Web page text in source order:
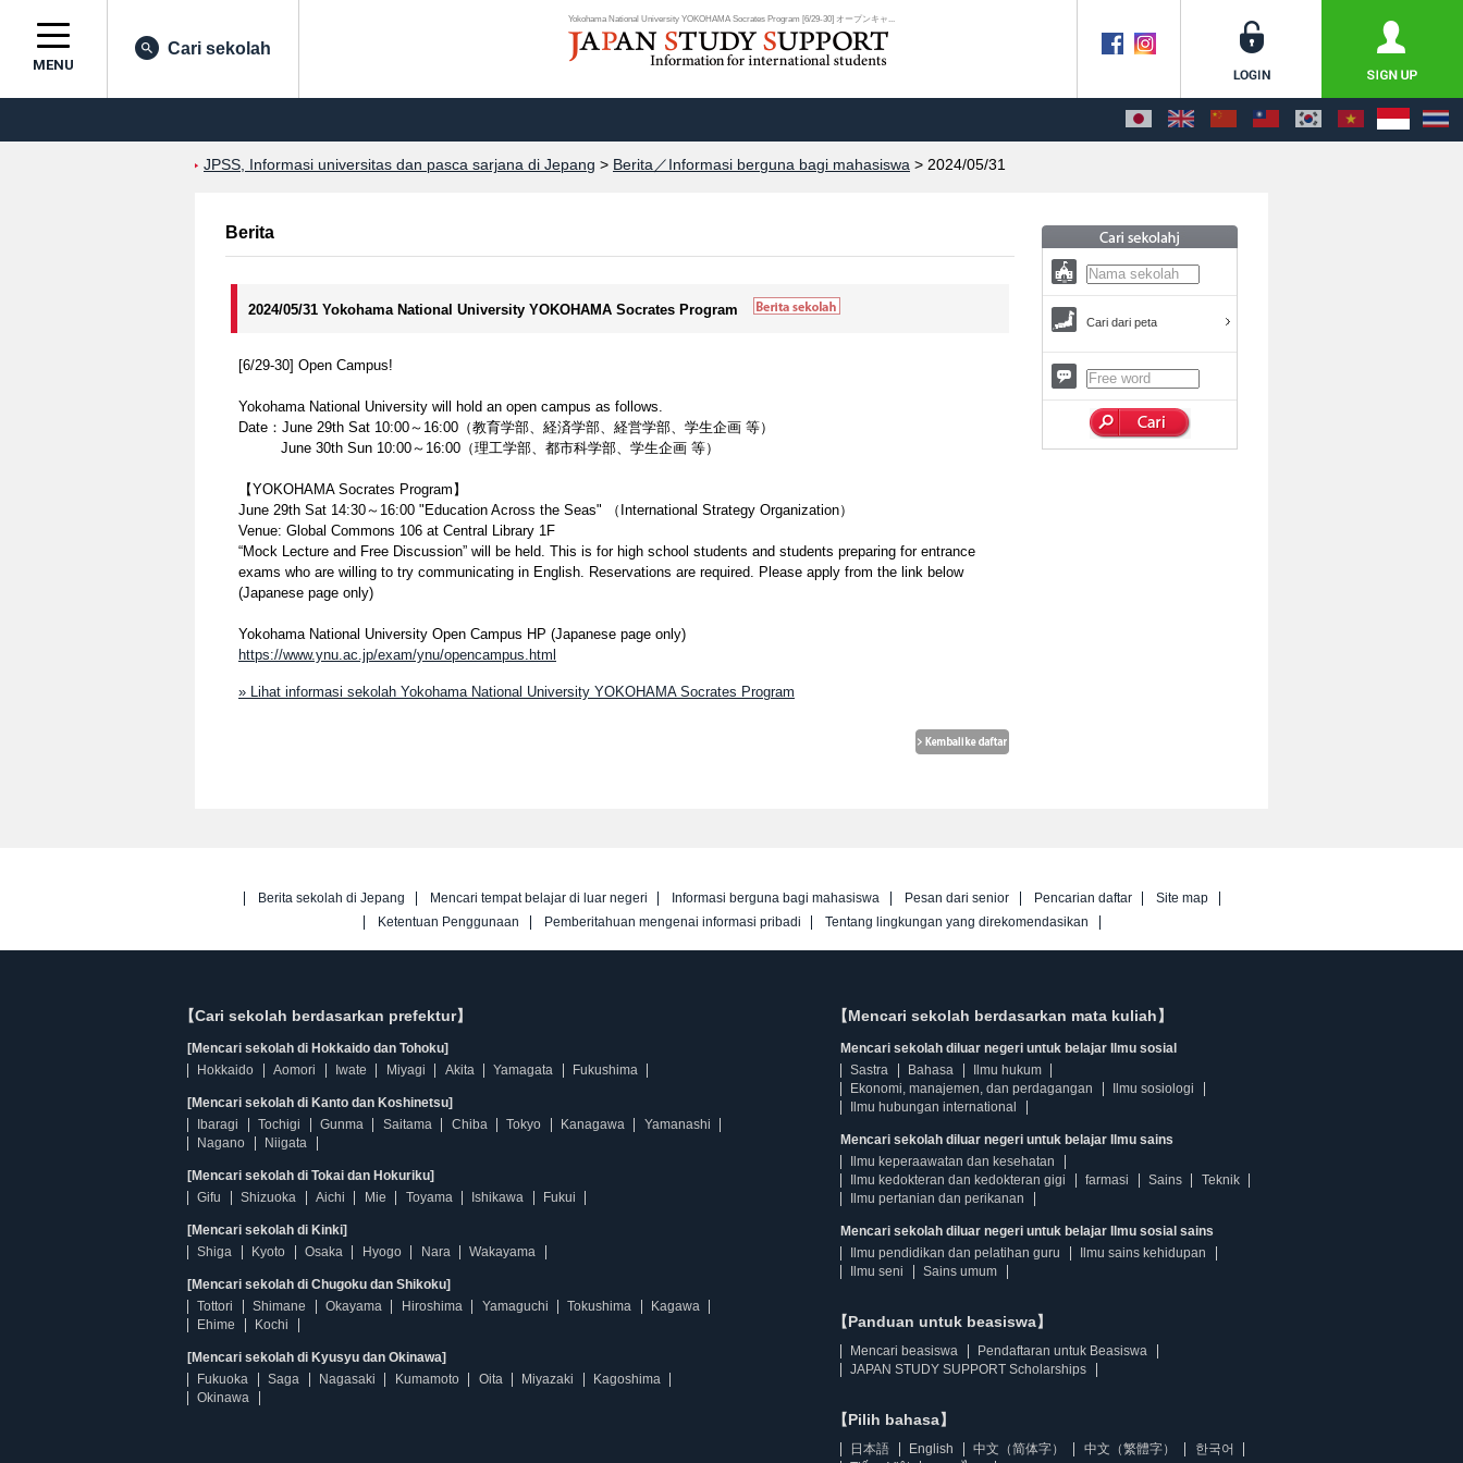
Yokohama National University YOKOHAMA Socrates Program [6/29-30] オープンキャ...
MENU
Cari sekolah
JPSS, Informasi universitas dan pasca sarjana di Jepang > Berita／Informasi berguna bagi mahasiswa > 2024/05/31
Berita
2024/05/31 Yokohama National University YOKOHAMA Socrates Program
[6/29-30] Open Campus!
Yokohama National University will hold an open campus as follows.
Date：June 29th Sat 10:00～16:00（教育学部、経済学部、経営学部、学生企画 等）
June 30th Sun 10:00～16:00（理工学部、都市科学部、学生企画 等）
【YOKOHAMA Socrates Program】
June 29th Sat 14:30～16:00 "Education Across the Seas" （International Strategy Organization）
Venue: Global Commons 106 at Central Library 1F
“Mock Lecture and Free Discussion” will be held. This is for high school students and students preparing for entrance
exams who are willing to try communicating in English. Reservations are required. Please apply from the link below
(Japanese page only)
Yokohama National University Open Campus HP (Japanese page only)
https://www.ynu.ac.jp/exam/ynu/opencampus.html
» Lihat informasi sekolah Yokohama National University YOKOHAMA Socrates Program
Cari dari peta
Berita sekolah di Jepang Mencari tempat belajar di luar negeri Informasi berguna bagi mahasiswa Pesan dari senior Pencarian daftar
Site map
Ketentuan Penggunaan
Pemberitahuan mengenai informasi pribadi Tentang lingkungan yang direkomendasikan
【Cari sekolah berdasarkan prefektur】
[Mencari sekolah di Hokkaido dan Tohoku]
Hokkaido
Aomori Iwate Miyagi Akita Yamagata Fukushima
[Mencari sekolah di Kanto dan Koshinetsu]
Ibaragi
Tochigi Gunma Saitama Chiba Tokyo Kanagawa
Yamanashi
Nagano
Niigata
[Mencari sekolah di Tokai dan Hokuriku]
Gifu
Shizuoka Aichi Mie Toyama Ishikawa Fukui
[Mencari sekolah di Kinki]
Shiga
Kyoto Osaka Hyogo Nara Wakayama
[Mencari sekolah di Chugoku dan Shikoku]
Tottori
Shimane Okayama Hiroshima Yamaguchi Tokushima
Kagawa
Ehime
Kochi
[Mencari sekolah di Kyusyu dan Okinawa]
Fukuoka
Saga Nagasaki Kumamoto Oita Miyazaki
Kagoshima
Okinawa
【Mencari sekolah berdasarkan mata kuliah】
Mencari sekolah diluar negeri untuk belajar Ilmu sosial
Sastra
Bahasa
Ilmu hukum
Ekonomi, manajemen, dan perdagangan
Ilmu sosiologi
Ilmu hubungan international
Mencari sekolah diluar negeri untuk belajar Ilmu sains
Ilmu keperaawatan dan kesehatan
Ilmu kedokteran dan kedokteran gigi
farmasi Sains
Teknik
Ilmu pertanian dan perikanan
Mencari sekolah diluar negeri untuk belajar Ilmu sosial sains
Ilmu pendidikan dan pelatihan guru
Ilmu sains kehidupan
Ilmu seni
Sains umum
【Panduan untuk beasiswa】
Mencari beasiswa
Pendaftaran untuk Beasiswa
JAPAN STUDY SUPPORT Scholarships
【Pilih bahasa】
日本語 English 中文（简体字） 中文（繁體字）
한국어